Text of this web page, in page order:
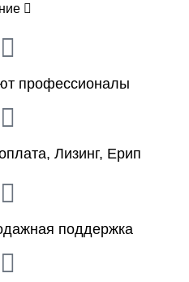
профессионалы
Лизинг, Ерип
поддержка